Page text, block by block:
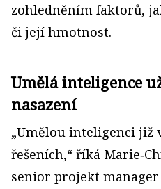
zohledněním faktorů,
či její hmotnost.
Umělá inteligence
nasazení
„Umělou inteligenci již
řešeních,“ říká
senior projekt